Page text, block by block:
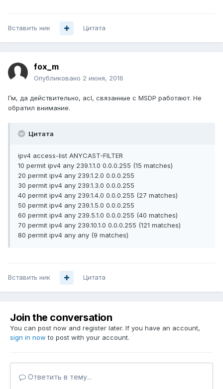
Вставить ник Цитата
fox_m
Опубликовано 2 июня, 2016
Гм, да действительно, acl, связанные с MSDP работают. Не
обратил внимание.
Цитата
ipv4 access-list ANYCAST-FILTER
10 permit ipv4 any 239.1.1.0 0.0.0.255 (15 matches)
20 permit ipv4 any 239.1.2.0 0.0.0.255
30 permit ipv4 any 239.1.3.0 0.0.0.255
40 permit ipv4 any 239.1.4.0 0.0.0.255 (27 matches)
50 permit ipv4 any 239.1.5.0 0.0.0.255
60 permit ipv4 any 239.5.1.0 0.0.0.255 (40 matches)
70 permit ipv4 any 239.10.1.0 0.0.0.255 (121 matches)
80 permit ipv4 any any (9 matches)
Вставить ник Цитата
Join the conversation
You can post now and register later. If you have an account,
sign in now to post with your account.
Ответить в тему...